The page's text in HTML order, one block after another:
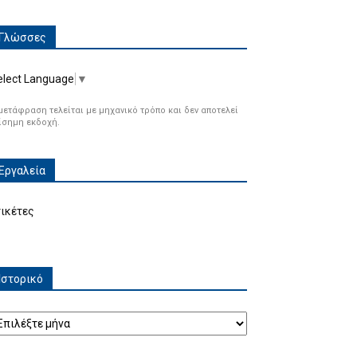
Γλώσσες
Language ▼
τελείται με μηχανικό τρόπο και δεν αποτελεί
εκδοχή.
Εργαλεία
Ιστορικό